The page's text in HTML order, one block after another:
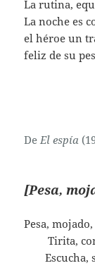
La rutina,
La noche es
el héroe un
feliz de su
DeEl espía
[Pesa,
Pesa,
Tirita,
…….Escucha,